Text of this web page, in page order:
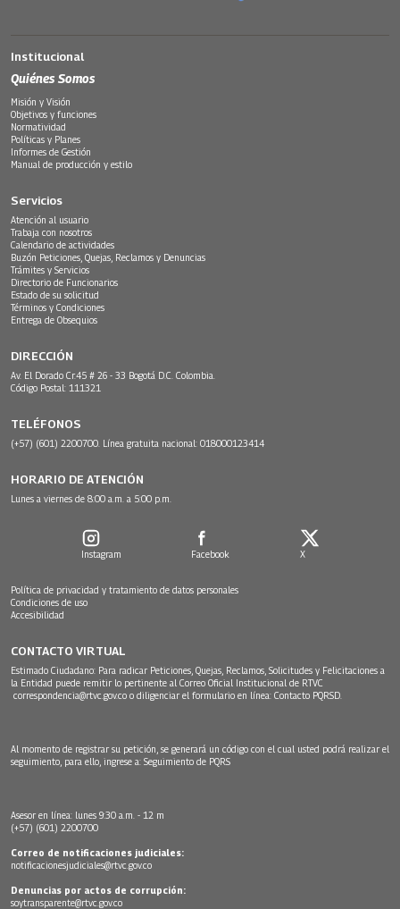
Institucional
Quiénes Somos
Misión y Visión
Objetivos y funciones
Normatividad
Políticas y Planes
Informes de Gestión
Manual de producción y estilo
Servicios
Atención al usuario
Trabaja con nosotros
Calendario de actividades
Buzón Peticiones, Quejas, Reclamos y Denuncias
Trámites y Servicios
Directorio de Funcionarios
Estado de su solicitud
Términos y Condiciones
Entrega de Obsequios
DIRECCIÓN
Av. El Dorado Cr.45 # 26 - 33 Bogotá D.C. Colombia.
Código Postal: 111321
TELÉFONOS
(+57) (601) 2200700. Línea gratuita nacional: 018000123414
HORARIO DE ATENCIÓN
Lunes a viernes de 8:00 a.m. a 5:00 p.m.
Instagram Facebook X
Política de privacidad y tratamiento de datos personales
Condiciones de uso
Accesibilidad
CONTACTO VIRTUAL
Estimado Ciudadano: Para radicar Peticiones, Quejas, Reclamos, Solicitudes y Felicitaciones a
la Entidad puede remitir lo pertinente al Correo Oficial Institucional de RTVC
correspondencia@rtvc.gov.co o diligenciar el formulario en línea: Contacto PQRSD.
Al momento de registrar su petición, se generará un código con el cual usted podrá realizar el
seguimiento, para ello, ingrese a: Seguimiento de PQRS
Asesor en línea: lunes 9:30 a.m. - 12 m
(+57) (601) 2200700
Correo de notificaciones judiciales:
notificacionesjudiciales@rtvc.gov.co
Denuncias por actos de corrupción:
soytransparente@rtvc.gov.co